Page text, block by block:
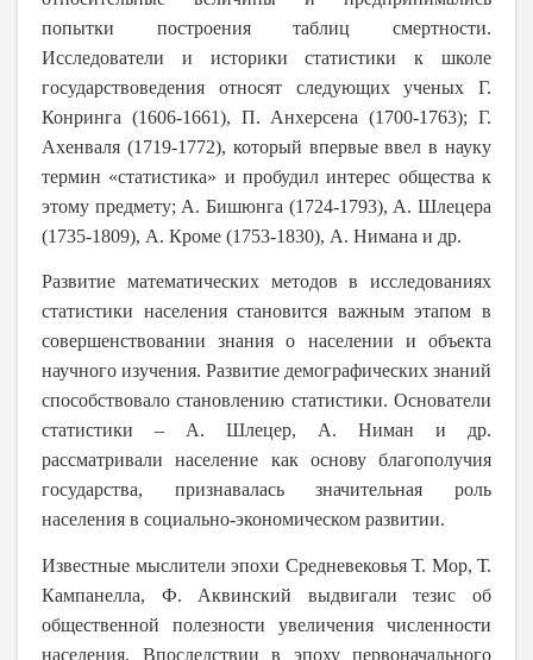
попытки построения таблиц смертности.
Исследователи и историки статистики к школе
государствоведения относят следующих ученых Г.
Конринга (1606-1661), П. Анхерсена (1700-1763); Г.
Ахенваля (1719-1772), который впервые ввел в науку
термин «статистика» и пробудил интерес общества к
этому предмету; А. Бишюнга (1724-1793), А. Шлецера
(1735-1809), А. Кроме (1753-1830), А. Нимана и др.
Развитие математических методов в исследованиях
статистики населения становится важным этапом в
совершенствовании знания о населении и объекта
научного изучения. Развитие демографических знаний
способствовало становлению статистики. Основатели
статистики – А. Шлецер, А. Ниман и др.
рассматривали население как основу благополучия
государства, признавалась значительная роль
населения в социально-экономическом развитии.
Известные мыслители эпохи Средневековья Т. Мор, Т.
Кампанелла, Ф. Аквинский выдвигали тезис об
общественной полезности увеличения численности
населения. Впоследствии в эпоху первоначального